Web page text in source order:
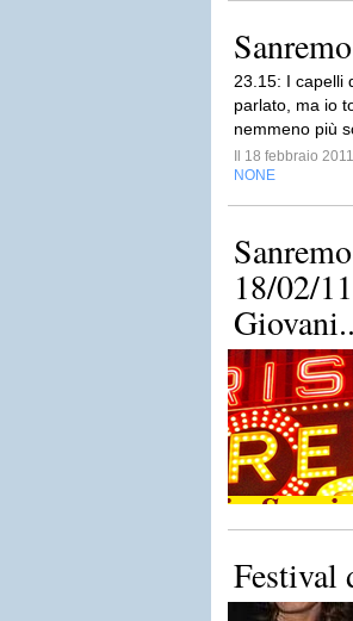
23.15: I capelli
parlato, ma io
nemmeno più
Il 18 febbraio
NONE
18/02/
Festival